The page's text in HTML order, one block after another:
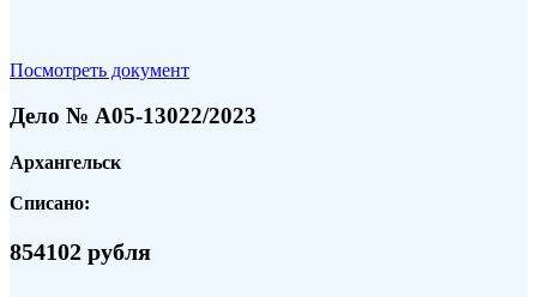
Посмотреть документ
Дело № А05-13022/2023
Архангельск
Списано:
854102 рубля